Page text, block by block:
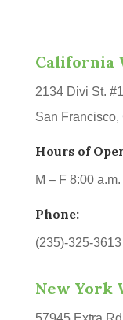
California
2134 Divi St.
San Francisco,
Hours of
M – F 8:00
Phone:
(235)-325-3613
New York